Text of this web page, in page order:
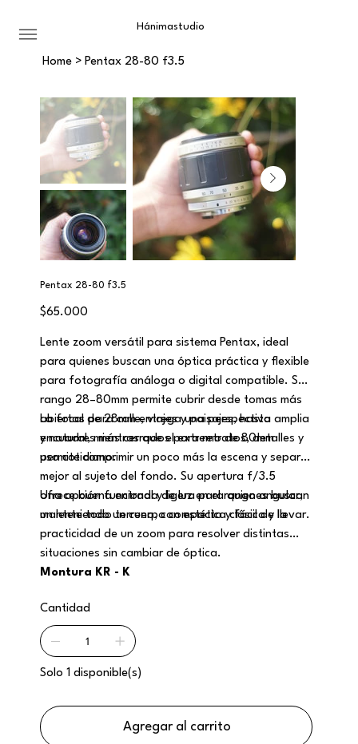
Hánimastudio
Home > Pentax 28-80 f3.5
Pentax 28-80 f3.5
Precio
$65.000
Lente zoom versátil para sistema Pentax, ideal
para quienes buscan una óptica práctica y flexible
para fotografía análoga o digital compatible. Su
rango 28–80mm permite cubrir desde tomas más
abiertas para calle, viajes y paisajes, hasta
encuadres más cerrados para retratos, detalles y
uso cotidiano.
La focal de 28mm entrega una perspectiva amplia
y natural, mientras que el extremo de 80mm
permite comprimir un poco más la escena y separar
mejor al sujeto del fondo. Su apertura f/3.5
ofrece buena entrada de luz en el rango angular,
manteniendo un cuerpo compacto y fácil de llevar.
Una opción funcional y ligera para quienes buscan
un lente todo terreno, con estética clásica y la
practicidad de un zoom para resolver distintas
situaciones sin cambiar de óptica.
Montura KR - K
Cantidad
Solo 1 disponible(s)
Agregar al carrito